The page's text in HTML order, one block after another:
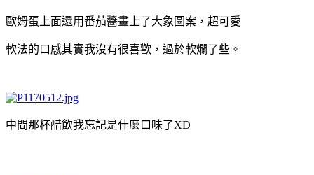
歐姆蛋上面還用番茄醬畫上了大象圖案，超可愛
軟法的口感其實我沒有很喜歡，過於軟爛了些。
中間那杯醋飲我忘記是什麼口味了XD